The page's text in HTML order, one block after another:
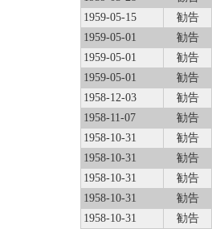
1959-05-15
勧告
1959-05-01
勧告
1959-05-01
勧告
1959-05-01
勧告
1958-12-03
勧告
1958-11-07
勧告
1958-10-31
勧告
1958-10-31
勧告
1958-10-31
勧告
1958-10-31
勧告
1958-10-31
勧告